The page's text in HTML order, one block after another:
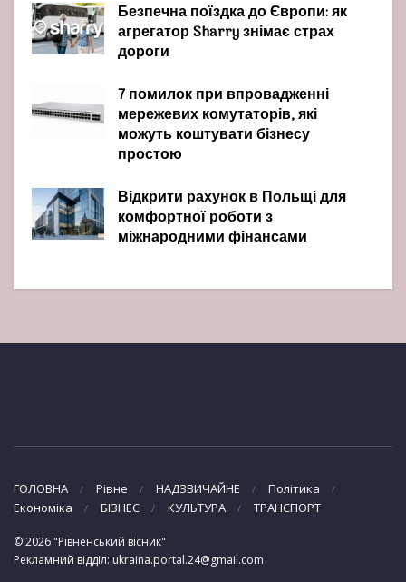
Безпечна поїздка до Європи: як
агрегатор Sharry знімає страх
дороги
7 помилок при впровадженні
мережевих комутаторів, які
можуть коштувати бізнесу
простою
Відкрити рахунок в Польщі для
комфортної роботи з
міжнародними фінансами
ГОЛОВНА Рівне НАДЗВИЧАЙНЕ
Політика
Економіка
БІЗНЕС КУЛЬТУРА ТРАНСПОРТ
© 2026 "Рівненський вісник"
Рекламний відділ: ukraina.portal.24@gmail.com